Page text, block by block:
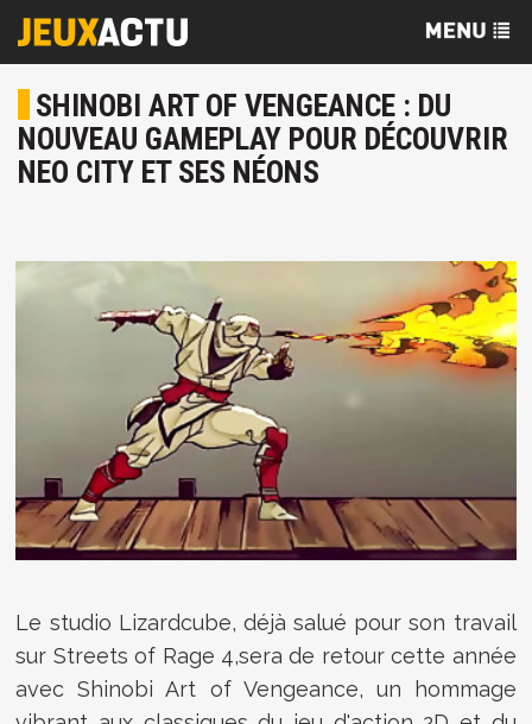
SHINOBI ART OF VENGEANCE : DU
NOUVEAU GAMEPLAY POUR DÉCOUVRIR
NEO CITY ET SES NÉONS
Le studio Lizardcube, déjà salué pour son travail
sur Streets of Rage 4,sera de retour cette année
avec Shinobi Art of Vengeance, un hommage